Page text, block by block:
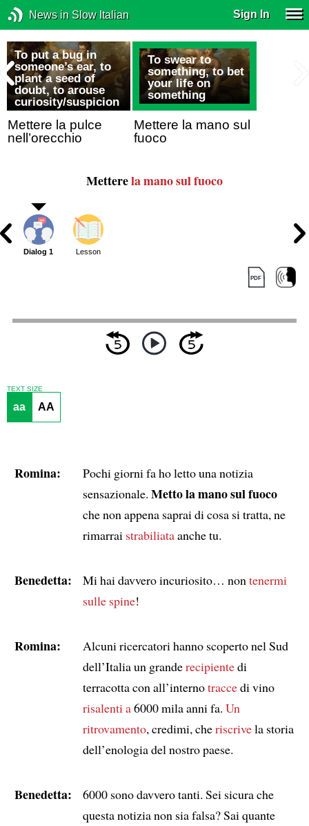
News in Slow Italian Sign In
To put a bug in
someone’s ear, to
plant a seed of
doubt, to arouse
curiosity/suspicion
Mettere la pulce
nell’orecchio
To swear to
something, to bet
your life on
something
Mettere la mano sul
fuoco
Metterela mano sul fuoco
Dialog 1 Lesson
TEXT SIZE
aa AA
Romina:
Pochi giorni fa ho letto una notizia
sensazionale. Metto la mano sul fuoco
che non appena saprai di cosa si tratta, ne
rimarrai strabiliataanche tu.
Benedetta: Mi hai davvero incuriosito… non tenermi
sulle spine!
Romina:
Alcuni ricercatori hanno scoperto nel Sud
dell’Italia un granderecipientedi
terracotta con all’internotraccedi vino
risalenti a6000 mila anni fa. Un
ritrovamento, credimi, cheriscrivela storia
dell’enologia del nostro paese.
Benedetta:
6000 sono davvero tanti. Sei sicura che
questa notizia non sia falsa? Sai quante